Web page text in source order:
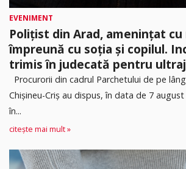
EVENIMENT
Polițist din Arad, amenințat
împreună cu soția și copilul.
trimis în judecată pentru ultraj
Procurorii din cadrul Parchetului de pe
Chișineu-Criș au dispus, în data de 7
în...
citește mai mult »